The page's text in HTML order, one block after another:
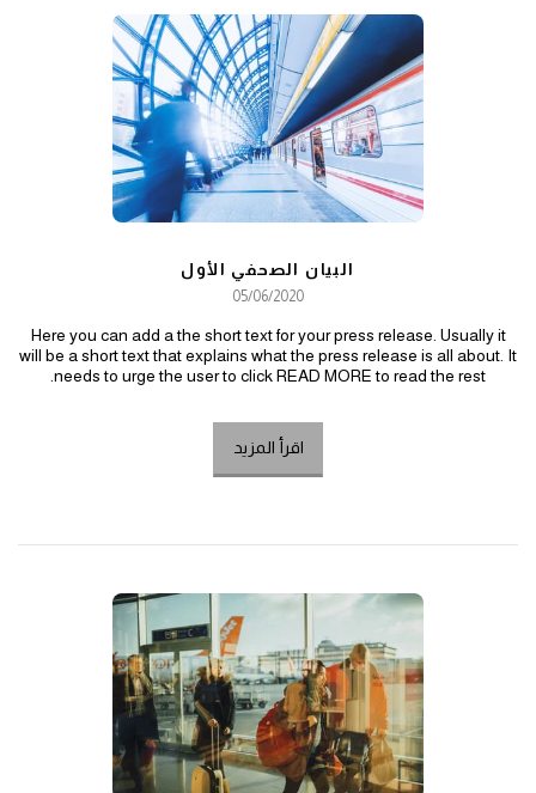
البيان الصحفي الأول
05/06/2020
Here you can add a the short text for your press release. Usually it
will be a short text that explains what the press release is all about. It
needs to urge the user to click READ MORE to read the rest.
اقرأ المزيد